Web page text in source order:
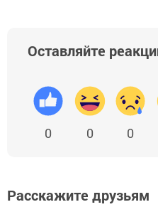
Оставляйте
0 0 0
Расскажите друзьям